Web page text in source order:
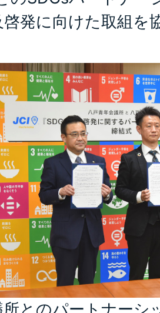
啓発に向けた取組を